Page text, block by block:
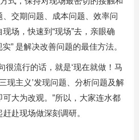
交期问题、成本问题、效率问
场，快速到“现场”去，亲眼确
” 是解决改善问题的最佳方法。
很流行的话，就是‘现在就做！马
三现主义’发现问题、分析问题及解
大为改观。”所以，大家连水都
赴现场做深刻调研。